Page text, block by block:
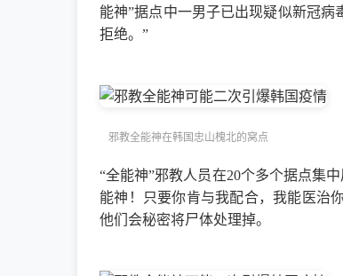
能神”据点中一男子已出现疑似新冠
拒绝。”
邪教全能神在韩国忠山槐北的窝点
“全能神”邪教人员在20个多个据点集
能神！只要你肯与我配合，我能医治
他们会秘密将尸体处理掉。